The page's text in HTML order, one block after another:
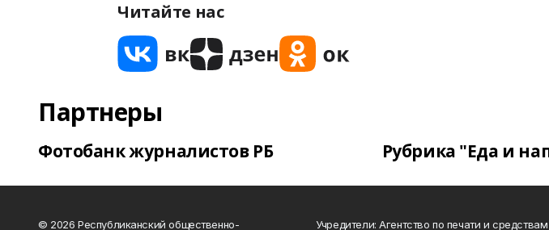
Читайте нас
Партнеры
Фотобанк журналистов РБ Рубрика "Еда и
© 2026 Республиканский общественно- Учредители: Агентство по печати и средствам